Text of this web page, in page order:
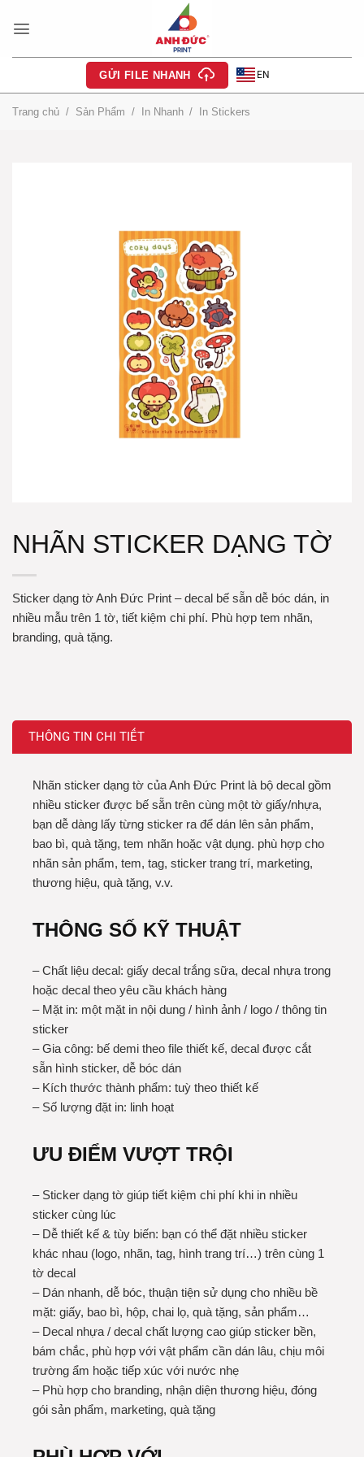
qua
GỬI FILE NHANH EN
Trang chủ / Sản Phẩm / In Nhanh / In Stickers
NHÃN STICKER DẠNG TỜ
Sticker dạng tờ Anh Đức Print – decal bế sẵn dễ bóc dán, in
nhiều mẫu trên 1 tờ, tiết kiệm chi phí. Phù hợp tem nhãn,
branding, quà tặng.
THÔNG TIN CHI TIẾT
Nhãn sticker dạng tờ của Anh Đức Print là bộ decal gồm
nhiều sticker được bế sẵn trên cùng một tờ giấy/nhựa,
bạn dễ dàng lấy từng sticker ra để dán lên sản phẩm,
bao bì, quà tặng, tem nhãn hoặc vật dụng. phù hợp cho
nhãn sản phẩm, tem, tag, sticker trang trí, marketing,
thương hiệu, quà tặng, v.v.
THÔNG SỐ KỸ THUẬT
– Chất liệu decal: giấy decal trắng sữa, decal nhựa trong
hoặc decal theo yêu cầu khách hàng
– Mặt in: một mặt in nội dung / hình ảnh / logo / thông tin
sticker
– Gia công: bế demi theo file thiết kế, decal được cắt
sẵn hình sticker, dễ bóc dán
– Kích thước thành phẩm: tuỳ theo thiết kế
– Số lượng đặt in: linh hoạt
ƯU ĐIỂM VƯỢT TRỘI
– Sticker dạng tờ giúp tiết kiệm chi phí khi in nhiều
sticker cùng lúc
– Dễ thiết kế & tùy biến: bạn có thể đặt nhiều sticker
khác nhau (logo, nhãn, tag, hình trang trí…) trên cùng 1
tờ decal
– Dán nhanh, dễ bóc, thuận tiện sử dụng cho nhiều bề
mặt: giấy, bao bì, hộp, chai lọ, quà tặng, sản phẩm…
– Decal nhựa / decal chất lượng cao giúp sticker bền,
bám chắc, phù hợp với vật phẩm cần dán lâu, chịu môi
trường ẩm hoặc tiếp xúc với nước nhẹ
– Phù hợp cho branding, nhận diện thương hiệu, đóng
gói sản phẩm, marketing, quà tặng